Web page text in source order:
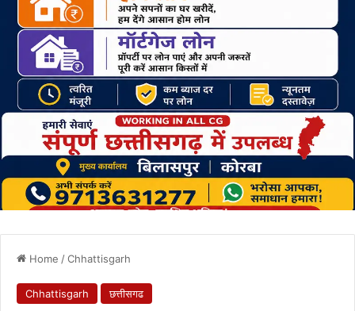
Home /Chhattisgarh
Chhattisgarh छत्तीसगढ